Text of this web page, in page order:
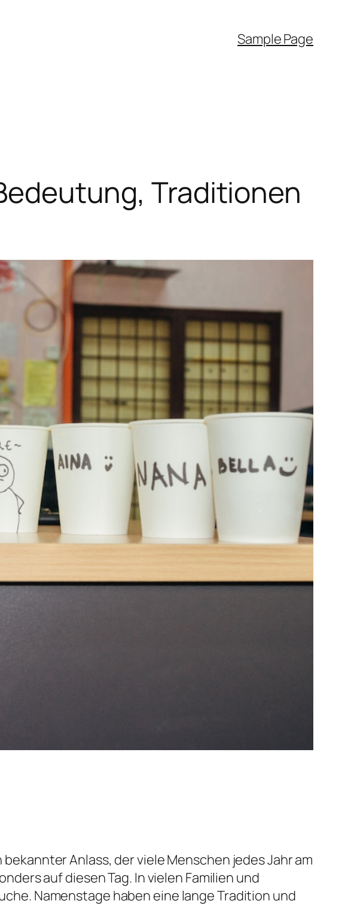
Sample Page
Traditionen
Anlass, der viele Menschen jedes Jahr am
auf diesen Tag. In vielen Familien und
Namenstage haben eine lange Tradition und